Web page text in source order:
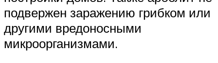
подвержен заражению грибком или
другими вредоносными
микроорганизмами.